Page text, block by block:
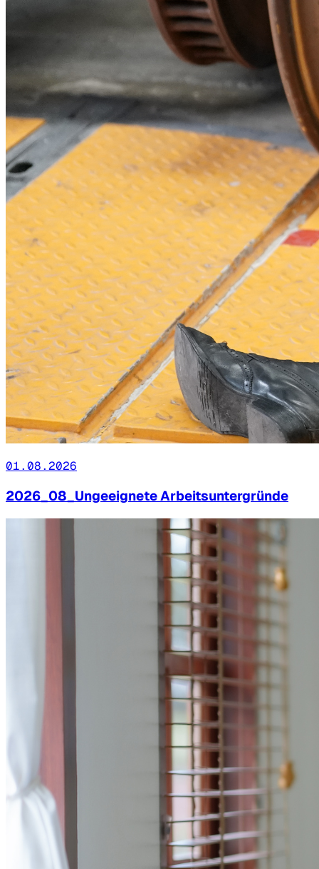
01.08.2026
2026_08_Ungeeignete Arbeitsuntergründe